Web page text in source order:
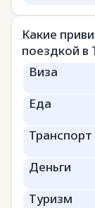
Какие
поездкой в
Виза
Еда
Транспорт
Деньги
Туризм